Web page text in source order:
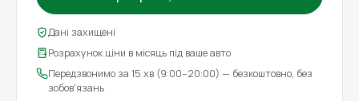
Дані захищені
Розрахунок ціни в місяць під ваше авто
Передзвонимо за 15 хв (9:00–20:00) — безкоштовно, без
зобов'язань